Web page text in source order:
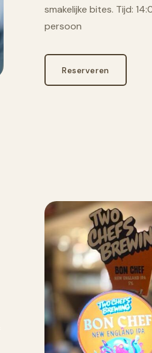
smakelijke bites. Tijd:
persoon
Reserveren